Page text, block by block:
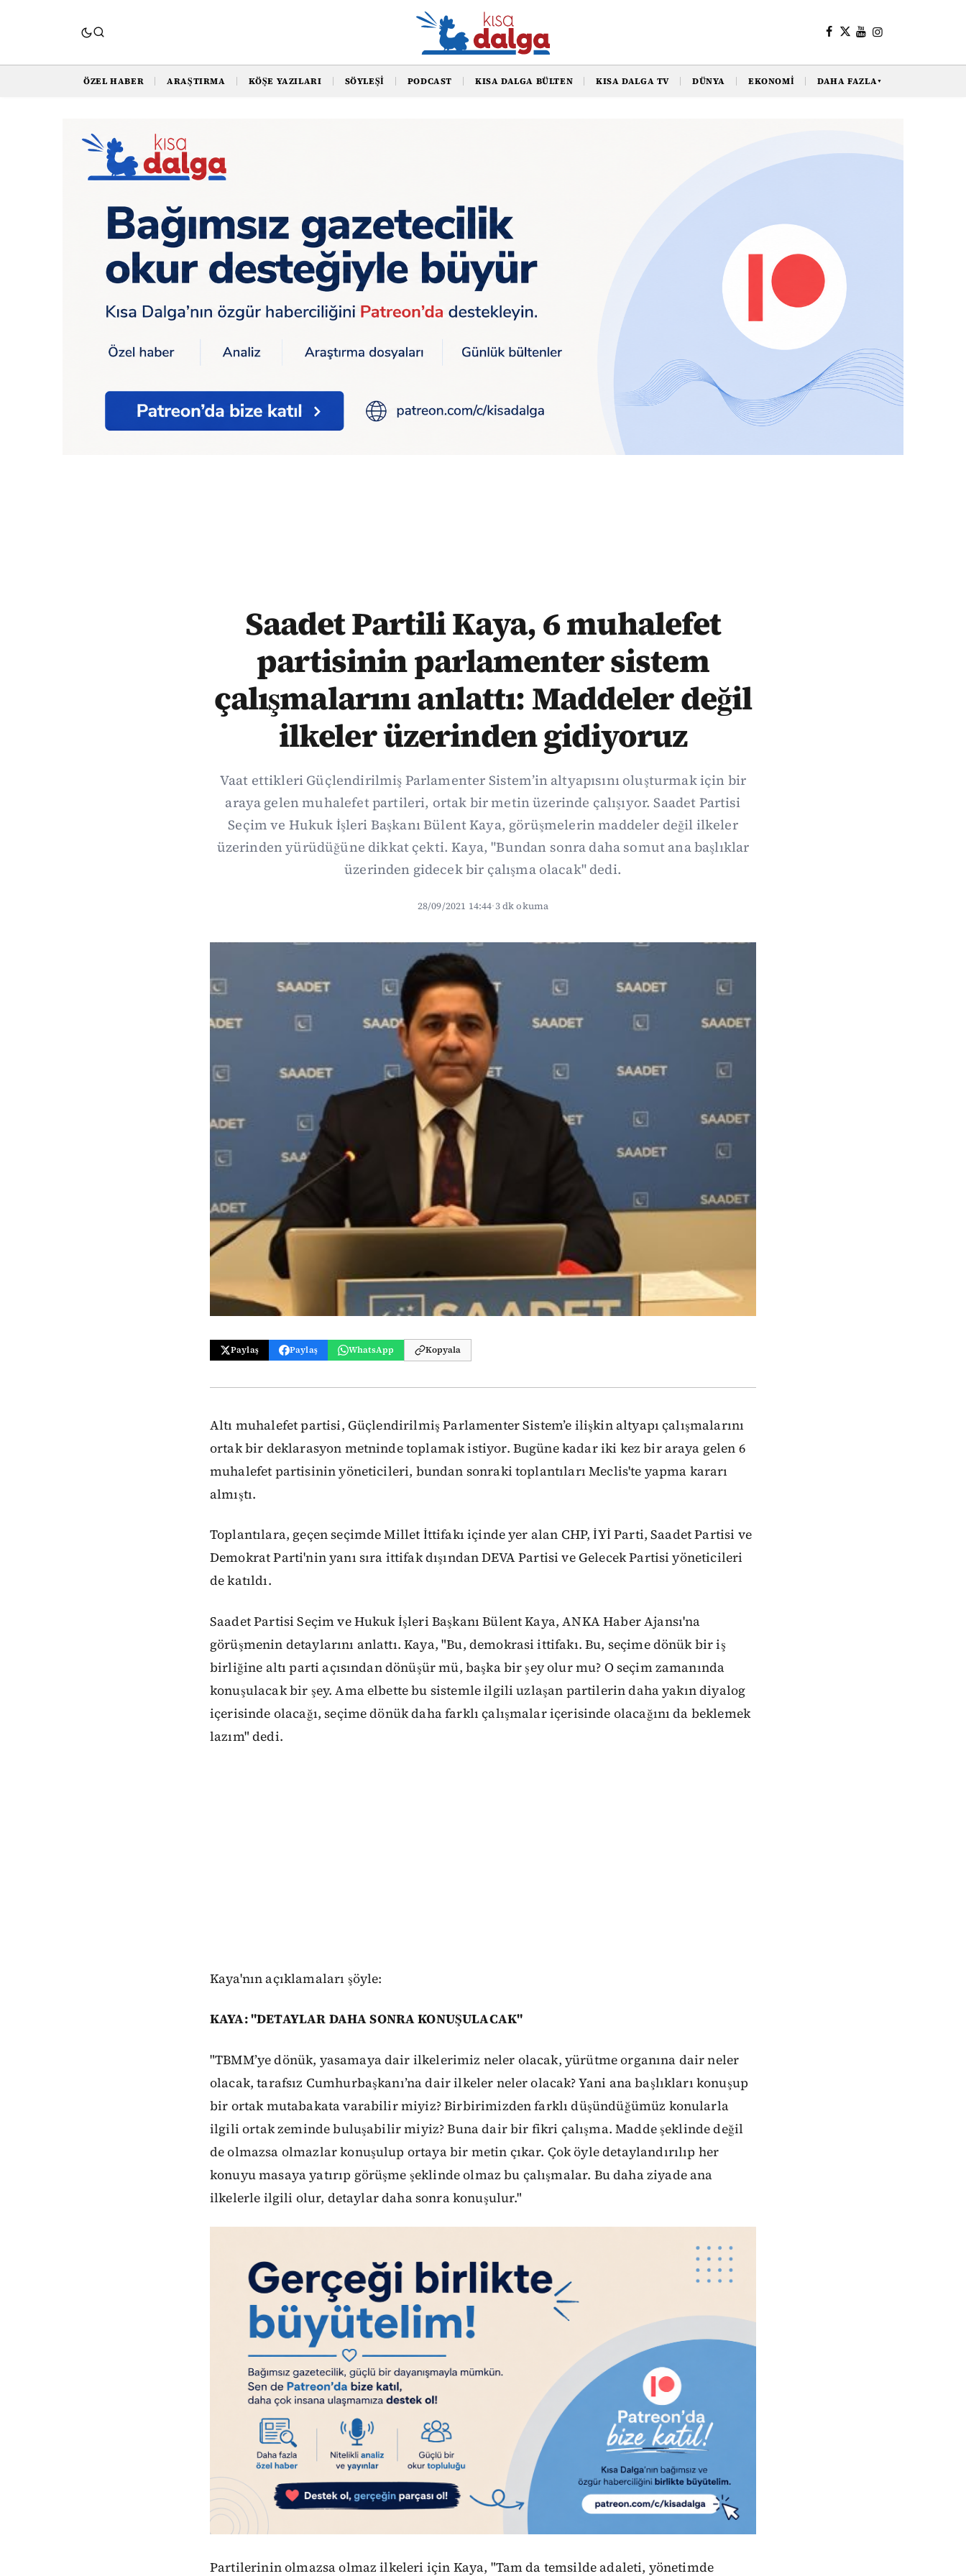
ÖZEL HABER ARAŞTIRMA KÖŞE YAZILARI SÖYLEŞI PODCAST KISA DALGA BÜLTEN KISA DALGA TV DÜNYA EKONOMI DAHA FAZLA▼
Saadet Partili Kaya, 6 muhalefet partisinin parlamenter sistem çalışmalarını anlattı: Maddeler değil ilkeler üzerinden gidiyoruz
Saadet Partili Kaya, 6 muhalefet
partisinin parlamenter sistem
çalışmalarını anlattı: Maddeler değil
ilkeler üzerinden gidiyoruz
Vaat ettikleri Güçlendirilmiş Parlamenter Sistem’in altyapısını oluşturmak için bir
araya gelen muhalefet partileri, ortak bir metin üzerinde çalışıyor. Saadet Partisi
Seçim ve Hukuk İşleri Başkanı Bülent Kaya, görüşmelerin maddeler değil ilkeler
üzerinden yürüdüğüne dikkat çekti. Kaya, "Bundan sonra daha somut ana başlıklar
üzerinden gidecek bir çalışma olacak" dedi.
28/09/2021 14:44·3 dk okuma
Paylaş Paylaş WhatsApp Kopyala
Altı muhalefet partisi, Güçlendirilmiş Parlamenter Sistem’e ilişkin altyapı çalışmalarını
ortak bir deklarasyon metninde toplamak istiyor. Bugüne kadar iki kez bir araya gelen 6
muhalefet partisinin yöneticileri, bundan sonraki toplantıları Meclis'te yapma kararı
almıştı.
Toplantılara, geçen seçimde Millet İttifakı içinde yer alan CHP, İYİ Parti, Saadet Partisi ve
Demokrat Parti'nin yanı sıra ittifak dışından DEVA Partisi ve Gelecek Partisi yöneticileri
de katıldı.
Saadet Partisi Seçim ve Hukuk İşleri Başkanı Bülent Kaya, ANKA Haber Ajansı'na
görüşmenin detaylarını anlattı. Kaya, "Bu, demokrasi ittifakı. Bu, seçime dönük bir iş
birliğine altı parti açısından dönüşür mü, başka bir şey olur mu? O seçim zamanında
konuşulacak bir şey. Ama elbette bu sistemle ilgili uzlaşan partilerin daha yakın diyalog
içerisinde olacağı, seçime dönük daha farklı çalışmalar içerisinde olacağını da beklemek
lazım" dedi.
Kaya'nın açıklamaları şöyle:
KAYA: "DETAYLAR DAHA SONRA KONUŞULACAK"
"TBMM’ye dönük, yasamaya dair ilkelerimiz neler olacak, yürütme organına dair neler
olacak, tarafsız Cumhurbaşkanı’na dair ilkeler neler olacak? Yani ana başlıkları konuşup
bir ortak mutabakata varabilir miyiz? Birbirimizden farklı düşündüğümüz konularla
ilgili ortak zeminde buluşabilir miyiz? Buna dair bir fikri çalışma. Madde şeklinde değil
de olmazsa olmazlar konuşulup ortaya bir metin çıkar. Çok öyle detaylandırılıp her
konuyu masaya yatırıp görüşme şeklinde olmaz bu çalışmalar. Bu daha ziyade ana
ilkelerle ilgili olur, detaylar daha sonra konuşulur."
Partilerinin olmazsa olmaz ilkeleri için Kaya, "Tam da temsilde adaleti, yönetimde